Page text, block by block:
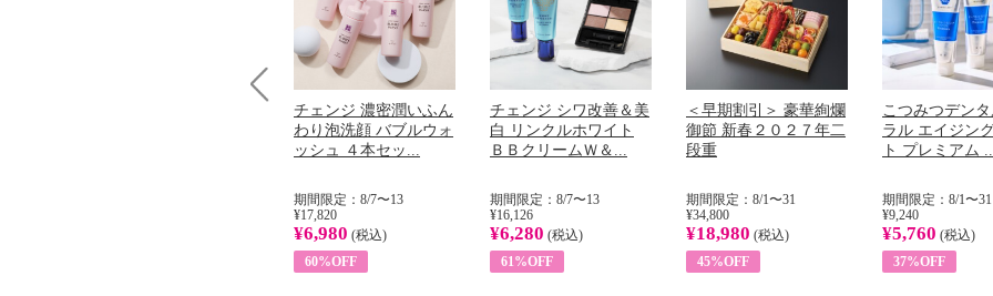
チェンジ 濃密潤いふん
わり泡洗顔 バブルウォ
ッシュ ４本セッ...
期間限定：8/7〜13
¥17,820
¥6,980 (税込)
60%OFF
チェンジ シワ改善＆美
白 リンクルホワイト
ＢＢクリームＷ＆...
期間限定：8/7〜13
¥16,126
¥6,280 (税込)
61%OFF
＜早期割引＞ 豪華絢爛
御節 新春２０２７年二
段重
期間限定：8/1〜31
¥34,800
¥18,980 (税込)
45%OFF
こつみつデン
ラル エイジン
ト プレミアム
期間限定：8/1〜31
¥9,240
¥5,760 (税込)
37%OFF